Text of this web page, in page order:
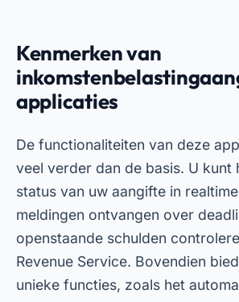
Kenmerken van
applicaties
De functionaliteiten van deze
veel verder dan de basis. U kunt
status van uw aangifte in
meldingen ontvangen over
openstaande schulden
Revenue Service. Bovendien
unieke functies, zoals het